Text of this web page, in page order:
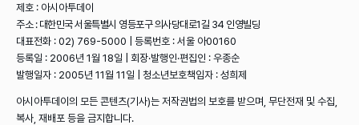
제호 : 아시아투데이
주소 : 대한민국 서울특별시 영등포구 의사당대로1길 34 인영빌딩
대표전화 : 02) 769-5000 | 등록번호 : 서울 아00160
등록일 : 2006년 1월 18일 | 회장·발행인·편집인 : 우종순
발행일자 : 2005년 11월 11일 | 청소년보호책임자 : 성희제
아시아투데이의 모든 콘텐츠(기사)는 저작권법의 보호를 받으며, 무단전재 및 수집,
복사, 재배포 등을 금지합니다.